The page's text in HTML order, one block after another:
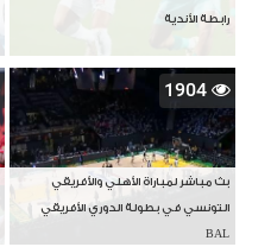
رابطة الأندية
1904
بث مباشر لمباراة الأهلي والأفريقي
التونسي في بطولة الدوري الأفريقي
BAL